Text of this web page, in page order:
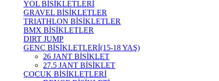
YOL BİSİKLETLERİ
GRAVEL BİSİKLETLER
TRIATHLON BİSİKLETLER
BMX BİSİKLETLER
DIRT JUMP
GENÇ BİSİKLETLERİ(15-18 YAŞ)
26 JANT BİSİKLET
27.5 JANT BİSİKLET
ÇOCUK BİSİKLETLERİ